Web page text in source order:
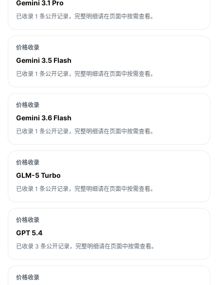
Gemini 3.1 Pro
已收录 1 条公开记录，完整明细请在页面中按需查看。
价格收录
Gemini 3.5 Flash
已收录 1 条公开记录，完整明细请在页面中按需查看。
价格收录
Gemini 3.6 Flash
已收录 1 条公开记录，完整明细请在页面中按需查看。
价格收录
GLM-5 Turbo
已收录 1 条公开记录，完整明细请在页面中按需查看。
价格收录
GPT 5.4
已收录 3 条公开记录，完整明细请在页面中按需查看。
价格收录